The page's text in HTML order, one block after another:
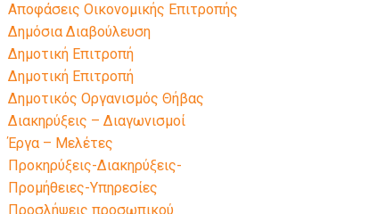
Αποφάσεις Οικονομικής Επιτροπής
Δημόσια Διαβούλευση
Δημοτική Επιτροπή
Δημοτική Επιτροπή
Δημοτικός Οργανισμός Θήβας
Διακηρύξεις – Διαγωνισμοί
Έργα – Μελέτες
Προκηρύξεις-Διακηρύξεις-
Προμήθειες-Υπηρεσίες
Προσλήψεις προσωπικού